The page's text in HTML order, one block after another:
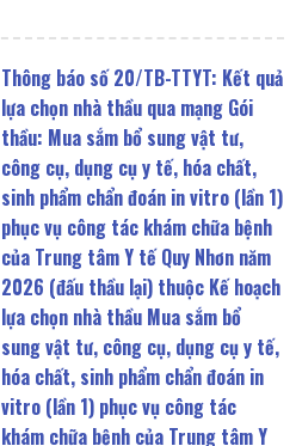
Thông báo số 20/TB-TTYT: Kết quả
lựa chọn nhà thầu qua mạng Gói
thầu: Mua sắm bổ sung vật tư,
công cụ, dụng cụ y tế, hóa chất,
sinh phẩm chẩn đoán in vitro (lần 1)
phục vụ công tác khám chữa bệnh
của Trung tâm Y tế Quy Nhơn năm
2026 (đấu thầu lại) thuộc Kế hoạch
lựa chọn nhà thầu Mua sắm bổ
sung vật tư, công cụ, dụng cụ y tế,
hóa chất, sinh phẩm chẩn đoán in
vitro (lần 1) phục vụ công tác
khám chữa bệnh của Trung tâm Y